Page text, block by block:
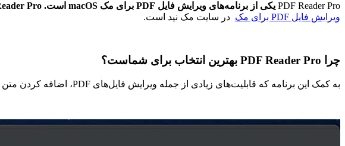
PDF Reader Pro یکی از برنامه‌های ویرایش فایل PDF برای مک macOS است. PDF Reader Pro
ویرایش فایل PDF برای مک
در سایت مک نید است.
چرا PDF Reader Pro بهترین انتخاب برای شماست؟
به کمک این برنامه که قابلیت‌های زیادی از جمله ویرایش فایل‌های PDF، اضافه کردن متن یا عکس و … دارد. می‌توانید به سرعت فایل‌های PDF خود را مشاهده و یا ویرایش کنید.